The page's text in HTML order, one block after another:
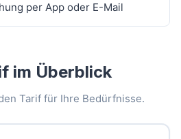
per App oder E-Mail
im Überblick
Tarif für Ihre Bedürfnisse.